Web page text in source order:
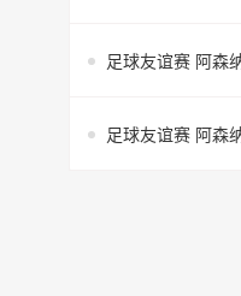
足球友谊赛 阿森
足球友谊赛 阿森